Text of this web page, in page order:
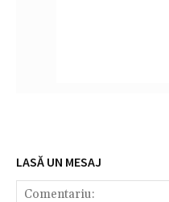
LASĂ UN MESAJ